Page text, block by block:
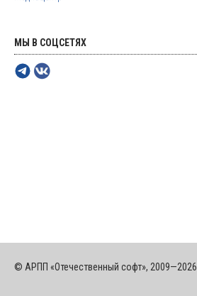
МЫ В СОЦСЕТЯХ
© АРПП «Отечественный софт», 2009—2026